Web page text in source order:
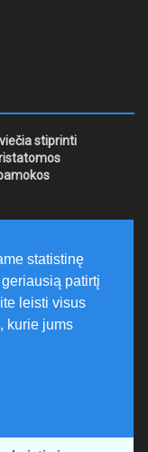
stiprinti
statistinę
patirtį
leisti visus
kurie jums